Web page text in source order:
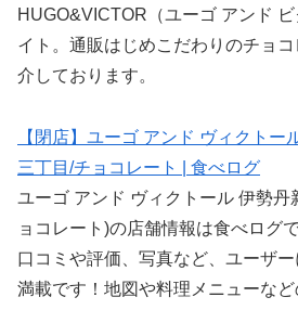
HUGO&VICTOR（ユーゴ アンド
イト。通販はじめこだわりのチョ
介しております。
【閉店】ユーゴ アンド ヴィクトー
三丁目/チョコレート | 食べログ
ユーゴ アンド ヴィクトール 伊勢丹
ョコレート)の店舗情報は食べログ
口コミや評価、写真など、ユーザ
満載です！地図や料理メニューなど